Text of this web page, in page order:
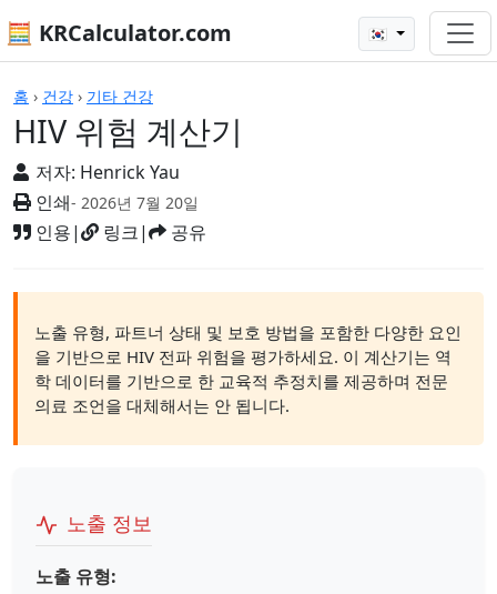
🧮 KRCalculator.com 🇰🇷
홈 › 건강 › 기타 건강
HIV 위험 계산기
저자: Henrick Yau
인쇄- 2026년 7월 20일
인용| 링크| 공유
계산기
노출 유형, 파트너 상태 및 보호 방법을 포함한 다양한 요인
을 기반으로 HIV 전파 위험을 평가하세요. 이 계산기는 역
학 데이터를 기반으로 한 교육적 추정치를 제공하며 전문
의료 조언을 대체해서는 안 됩니다.
노출 정보
노출 유형: